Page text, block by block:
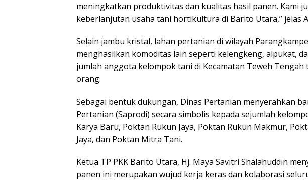
meningkatkan produktivitas dan kualitas hasil panen. Kami
keberlanjutan usaha tani hortikultura di Barito Utara,” jelas
Selain jambu kristal, lahan pertanian di wilayah
menghasilkan komoditas lain seperti kelengkeng, alpukat,
jumlah anggota kelompok tani di Kecamatan Teweh Tengah
orang.
Sebagai bentuk dukungan, Dinas Pertanian menyerahkan
Pertanian (Saprodi) secara simbolis kepada sejumlah
Karya Baru, Poktan Rukun Jaya, Poktan Rukun Makmur,
Jaya, dan Poktan Mitra Tani.
Ketua TP PKK Barito Utara, Hj. Maya Savitri Shalahuddin
panen ini merupakan wujud kerja keras dan kolaborasi